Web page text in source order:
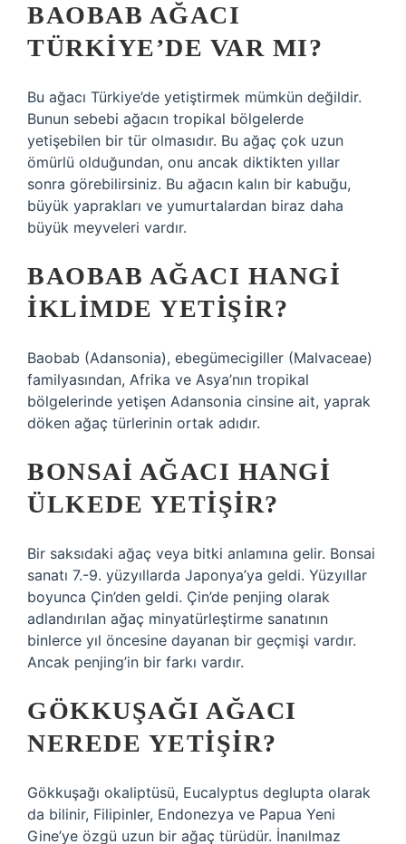
BAOBAB AĞACI
TÜRKIYE’DE VAR MI?
Bu ağacı Türkiye’de yetiştirmek mümkün değildir.
Bunun sebebi ağacın tropikal bölgelerde
yetişebilen bir tür olmasıdır. Bu ağaç çok uzun
ömürlü olduğundan, onu ancak diktikten yıllar
sonra görebilirsiniz. Bu ağacın kalın bir kabuğu,
büyük yaprakları ve yumurtalardan biraz daha
büyük meyveleri vardır.
BAOBAB AĞACI HANGI
IKLIMDE YETIŞIR?
Baobab (Adansonia), ebegümecigiller (Malvaceae)
familyasından, Afrika ve Asya’nın tropikal
bölgelerinde yetişen Adansonia cinsine ait, yaprak
döken ağaç türlerinin ortak adıdır.
BONSAI AĞACI HANGI
ÜLKEDE YETIŞIR?
Bir saksıdaki ağaç veya bitki anlamına gelir. Bonsai
sanatı 7.-9. yüzyıllarda Japonya’ya geldi. Yüzyıllar
boyunca Çin’den geldi. Çin’de penjing olarak
adlandırılan ağaç minyatürleştirme sanatının
binlerce yıl öncesine dayanan bir geçmişi vardır.
Ancak penjing’in bir farkı vardır.
GÖKKUŞAĞI AĞACI
NEREDE YETIŞIR?
Gökkuşağı okaliptüsü, Eucalyptus deglupta olarak
da bilinir, Filipinler, Endonezya ve Papua Yeni
Gine’ye özgü uzun bir ağaç türüdür. İnanılmaz